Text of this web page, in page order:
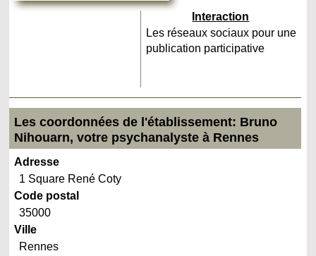
Interaction
Les réseaux sociaux pour une
publication participative
Les coordonnées de l'établissement: Bruno
Nihouarn, votre psychanalyste à Rennes
Adresse
1 Square René Coty
Code postal
35000
Ville
Rennes